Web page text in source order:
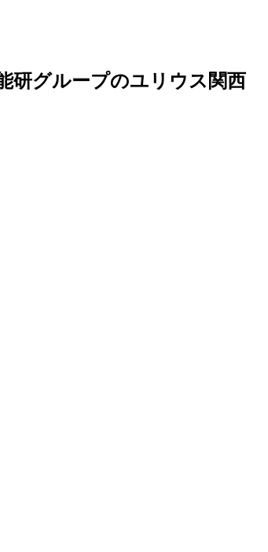
研グループのユリウス関西